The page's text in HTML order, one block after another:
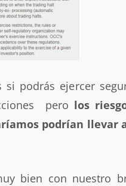
podrás ejercer
pero los
podrían llevar
bien con nuestro